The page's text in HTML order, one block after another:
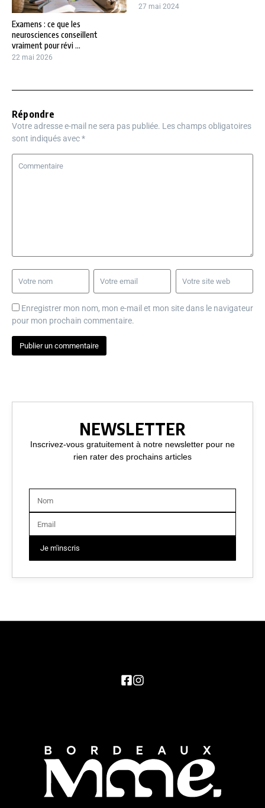
Examens : ce que les
neurosciences conseillent
vraiment pour révi ...
22 mai 2026
27 mai 2024
Répondre
Votre adresse e-mail ne sera pas publiée. Les champs obligatoires
sont indiqués avec*
Enregistrer mon nom, mon e-mail et mon site dans le navigateur
pour mon prochain commentaire.
NEWSLETTER
Inscrivez-vous gratuitement à notre newsletter pour ne
rien rater des prochains articles
Je m'inscris